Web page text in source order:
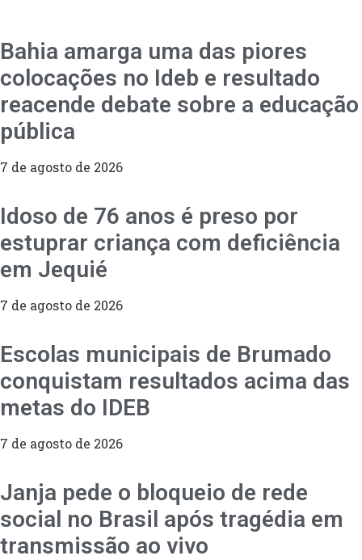
Bahia amarga uma das piores
colocações no Ideb e resultado
reacende debate sobre a educação
pública
7 de agosto de 2026
Idoso de 76 anos é preso por
estuprar criança com deficiência
em Jequié
7 de agosto de 2026
Escolas municipais de Brumado
conquistam resultados acima das
metas do IDEB
7 de agosto de 2026
Janja pede o bloqueio de rede
social no Brasil após tragédia em
transmissão ao vivo